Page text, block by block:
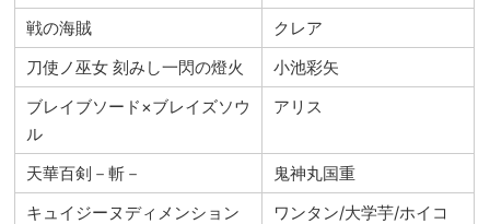
戦の海賊
クレア
刀使ノ巫女 刻みし一閃の燈火
小池彩矢
ブレイブソード×ブレイズソウ
ル
アリス
天華百剣－斬－
鬼神丸国重
キュイジーヌディメンション
ワンタン/大学芋/ホイコ